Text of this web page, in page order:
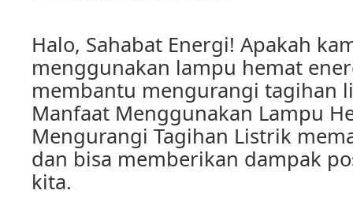
Halo, Sahabat Energi! Apakah
menggunakan lampu hemat
membantu mengurangi tagihan
Manfaat Menggunakan Lampu
Mengurangi Tagihan Listrik
dan bisa memberikan dampak
kita.